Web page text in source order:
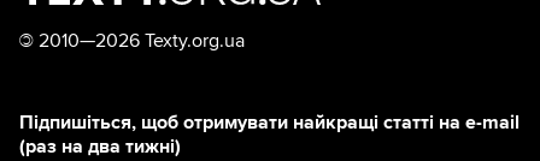
© 2010—2026 Texty.org.ua
Підпишіться, щоб отримувати найкращі статті на e-mail
(раз на два тижні)